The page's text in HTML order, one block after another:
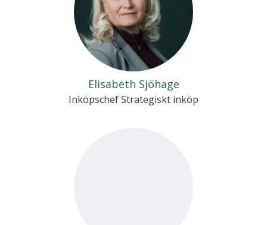
Elisabeth Sjöhage
Inköpschef Strategiskt inköp